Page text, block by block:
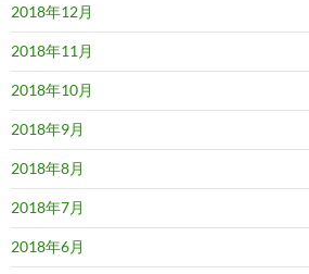
2018年12月
2018年11月
2018年10月
2018年9月
2018年8月
2018年7月
2018年6月